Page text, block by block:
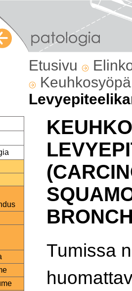
Etusivu
Tumissa